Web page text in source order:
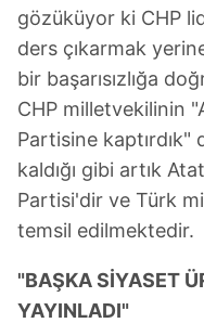
gözüküyor ki CHP
ders çıkarmak
bir başarısızlığa
CHP milletvekilinin
Partisine
kaldığı gibi artık
Partisi'dir ve Türk
temsil edilmektedir.
"BAŞKA SİYASET
YAYINLADI"